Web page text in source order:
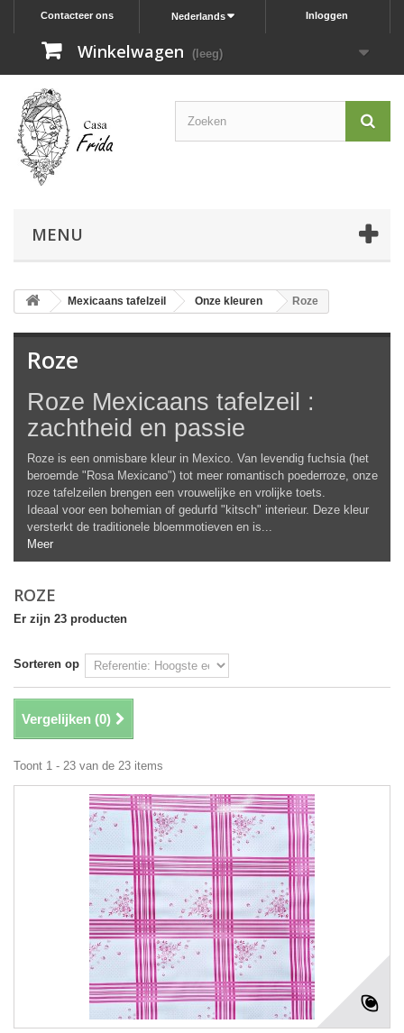
Inloggen
Nederlands
Contacteer ons
Winkelwagen (leeg)
MENU
Mexicaans tafelzeil Onze kleuren Roze
Roze
Roze Mexicaans tafelzeil :
zachtheid en passie
Roze is een onmisbare kleur in Mexico. Van levendig fuchsia (het
beroemde "Rosa Mexicano") tot meer romantisch poederroze, onze
roze tafelzeilen brengen een vrouwelijke en vrolijke toets.
Ideaal voor een bohemian of gedurfd "kitsch" interieur. Deze kleur
versterkt de traditionele bloemmotieven en is...
Meer
ROZE
Er zijn 23 producten
Sorteren op
Vergelijken (0)
Toont 1 - 23 van de 23 items